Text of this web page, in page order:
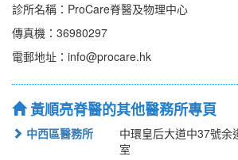
診所名稱：ProCare脊醫及物理中心
傳真機：36980297
電郵地址：info@procare.hk
黃順亮脊醫的其他醫務所專頁
中西區醫務所
中環皇后大道中37號余
室